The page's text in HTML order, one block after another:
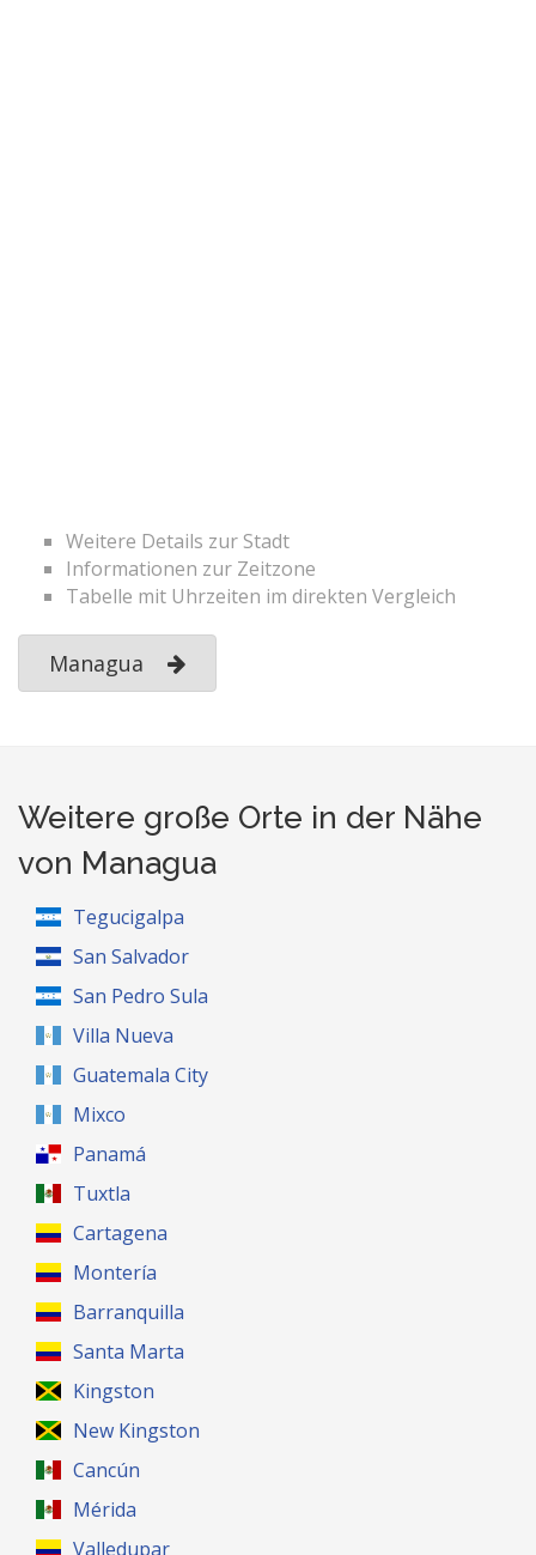
Weitere Details zur Stadt
Informationen zur Zeitzone
Tabelle mit Uhrzeiten im direkten Vergleich
Managua
Weitere große Orte in der Nähe
von Managua
Tegucigalpa
San Salvador
San Pedro Sula
Villa Nueva
Guatemala City
Mixco
Panamá
Tuxtla
Cartagena
Montería
Barranquilla
Santa Marta
Kingston
New Kingston
Cancún
Mérida
Valledupar